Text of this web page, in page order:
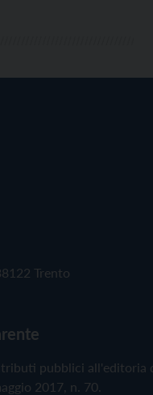
Trento
pubblici all'editoria
2017, n. 70.